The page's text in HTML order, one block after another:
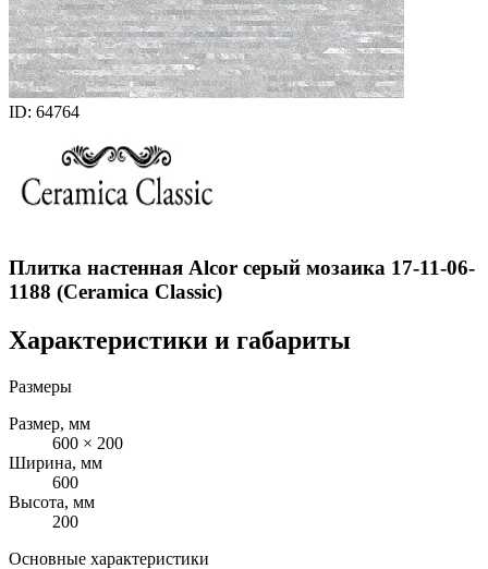
ID: 64764
Плитка настенная Alcor серый мозаика 17-11-06-
1188 (Ceramica Classic)
Характеристики и габариты
Размеры
Размер, мм
600 × 200
Ширина, мм
600
Высота, мм
200
Основные характеристики